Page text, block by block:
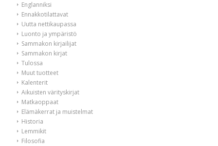
Englanniksi
Ennakkotilattavat
Uutta nettikaupassa
Luonto ja ympäristö
Sammakon kirjailijat
Sammakon kirjat
Tulossa
Muut tuotteet
Kalenterit
Aikuisten värityskirjat
Matkaoppaat
Elämäkerrat ja muistelmat
Historia
Lemmikit
Filosofia